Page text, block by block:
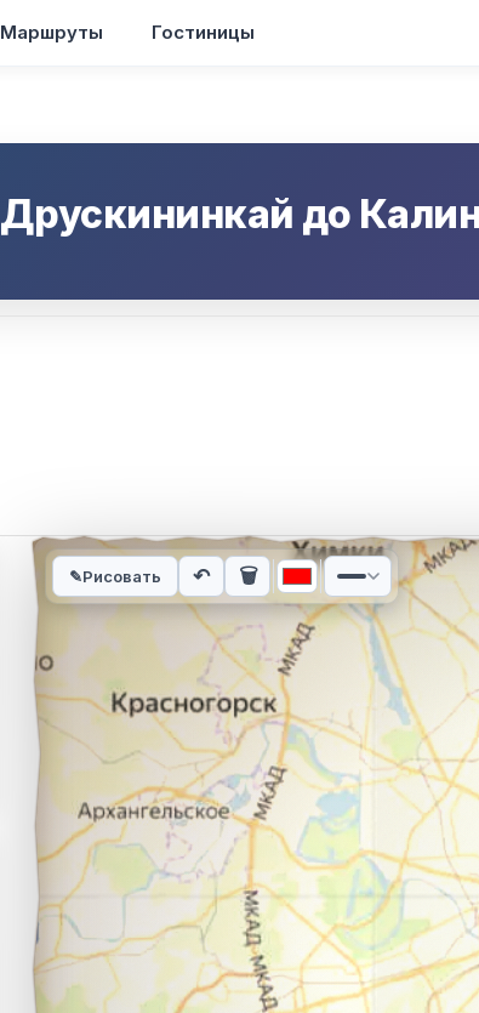
Маршруты Гостиницы
Друскининкай до
Интерактивная карта автомобильного маршрута
✎Рисовать ↶ 🗑